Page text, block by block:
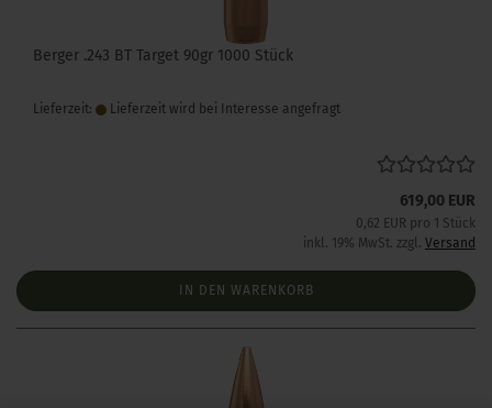
Berger .243 BT Target 90gr 1000 Stück
Lieferzeit: Lieferzeit wird bei Interesse angefragt
619,00 EUR
0,62 EUR pro 1 Stück
inkl. 19% MwSt. zzgl. Versand
IN DEN WARENKORB